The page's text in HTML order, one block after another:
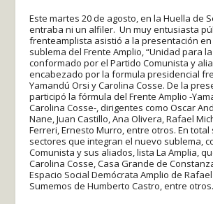
Este martes 20 de agosto, en la Huella de
entraba ni un alfiler. Un muy entusiasta
frenteamplista asistió a la presentación
sublema del Frente Amplio, “Unidad para
conformado por el Partido Comunista y
encabezado por la formula presidencial
Yamandú Orsi y Carolina Cosse. De la
participó la fórmula del Frente Amplio -
Carolina Cosse-, dirigentes como Oscar
Nane, Juan Castillo, Ana Olivera, Rafael
Ferreri, Ernesto Murro, entre otros. En total
sectores que integran el nuevo sublema,
Comunista y sus aliados, lista La Amplia,
Carolina Cosse, Casa Grande de
Espacio Social Demócrata Amplio de
Sumemos de Humberto Castro, entre otros.